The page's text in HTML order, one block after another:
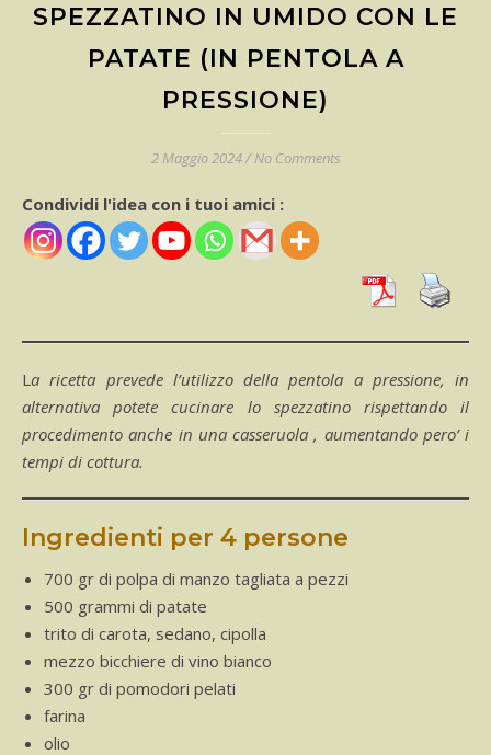
SPEZZATINO IN UMIDO CON LE
PATATE (IN PENTOLA A
PRESSIONE)
2 Maggio 2024/ No Comments
Condividi l'idea con i tuoi amici :
La ricetta prevede l’utilizzo della pentola a pressione, in
alternativa potete cucinare lo spezzatino rispettando il
procedimento anche in una casseruola , aumentando pero’ i
tempi di cottura.
Ingredienti per 4 persone
700 gr di polpa di manzo tagliata a pezzi
500 grammi di patate
trito di carota, sedano, cipolla
mezzo bicchiere di vino bianco
300 gr di pomodori pelati
farina
olio